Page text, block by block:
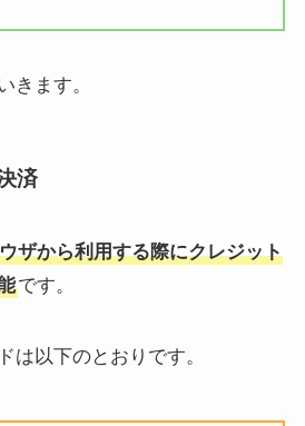
きます。
済
ザから利用する際にクレジット
です。
は以下のとおりです。